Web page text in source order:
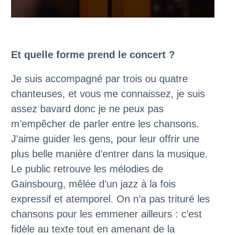
Et quelle forme prend le concert ?
Je suis accompagné par trois ou quatre
chanteuses, et vous me connaissez, je suis
assez bavard donc je ne peux pas
m’empêcher de parler entre les chansons.
J’aime guider les gens, pour leur offrir une
plus belle manière d’entrer dans la musique.
Le public retrouve les mélodies de
Gainsbourg, mêlée d’un jazz à la fois
expressif et atemporel. On n’a pas trituré les
chansons pour les emmener ailleurs : c’est
fidèle au texte tout en amenant de la